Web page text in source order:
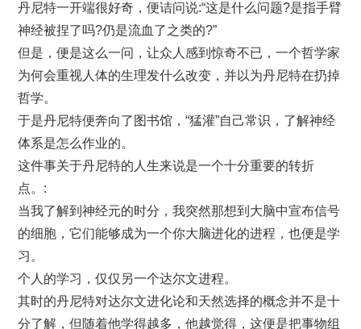
丹尼特一开端很好奇，便诘问说:“这是什么问题?是指手臂
神经被捏了吗?仍是流血了之类的?”
但是，便是这么一问，让众人感到惊奇不已，一个哲学家
为何会重视人体的生理发什么改变，并以为丹尼特在扔掉
哲学。
于是丹尼特便奔向了图书馆，“猛灌”自己常识，了解神经
体系是怎么作业的。
这件事关于丹尼特的人生来说是一个十分重要的转折
点。:
当我了解到神经元的时分，我突然那想到大脑中宣布信号
的细胞，它们能够成为一个你大脑进化的进程，也便是学
习。
个人的学习，仅仅另一个达尔文进程。
其时的丹尼特对达尔文进化论和天然选择的概念并不是十
分了解，但随着他学得越多，他越觉得，这便是把事物组